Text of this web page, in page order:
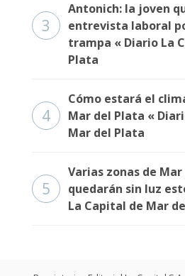
3
Antonich: la joven
entrevista laboral
trampa « Diario La
Plata
4
Cómo estará el
Mar del Plata «
Mar del Plata
5
Varias zonas de
quedarán sin luz
La Capital de Mar